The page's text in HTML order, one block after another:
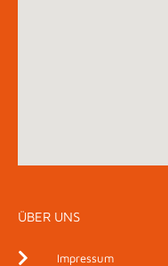
ÜBER UNS
Impressum